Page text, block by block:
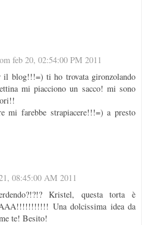
feb 20, 02:54:00 PM 2011
blog!!!=) ti ho trovata gironzolando
mi piacciono un sacco! mi sono
mi farebbe strapiacere!!!=) a presto
08:45:00 AM 2011
Kristel, questa torta è
Una dolcissima idea da
te! Besito!